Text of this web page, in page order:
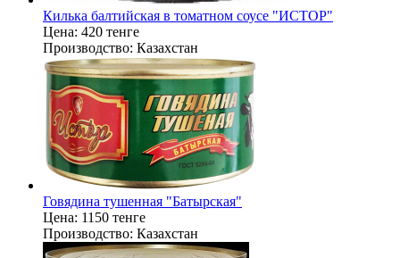
Килька балтийская в томатном соусе "ИСТОР"
Цена: 420 тенге
Производство: Казахстан
Говядина тушенная "Батырская"
Цена: 1150 тенге
Производство: Казахстан